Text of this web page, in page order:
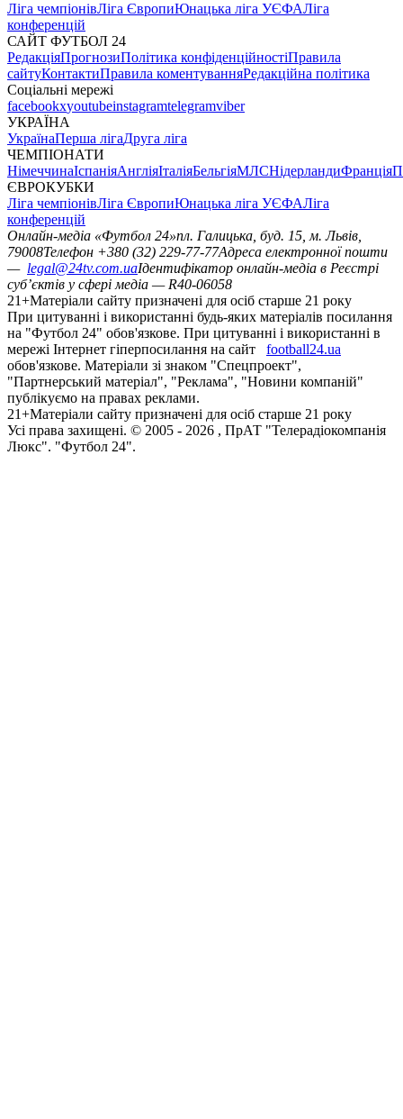
Ліга чемпіонівЛіга ЄвропиЮнацька ліга УЄФАЛіга
конференцій
САЙТ ФУТБОЛ 24
РедакціяПрогнозиПолітика конфіденційностіПравила
сайтуКонтактиПравила коментуванняРедакційна політика
Соціальні мережі
facebookxyoutubeinstagramtelegramviber
УКРАЇНА
УкраїнаПерша лігаДруга ліга
ЧЕМПІОНАТИ
НімеччинаІспаніяАнгліяІталіяБельгіяМЛСНідерландиФранція
ЄВРОКУБКИ
Ліга чемпіонівЛіга ЄвропиЮнацька ліга УЄФАЛіга
конференцій
Онлайн-медіа «Футбол 24»пл. Галицька, буд. 15, м. Львів,
79008Телефон +380 (32) 229-77-77Адреса електронної пошти
— legal@24tv.com.uaІдентифікатор онлайн-медіа в Реєстрі
суб’єктів у сфері медіа — R40-06058
21+Матеріали сайту призначені для осіб старше 21 року
При цитуванні і використанні будь-яких матеріалів посилання
на "Футбол 24" обов'язкове. При цитуванні і використанні в
мережі Інтернет гіперпосилання на сайт
football24.ua
обов'язкове. Матеріали зі знаком "Спецпроект",
"Партнерський матеріал", "Реклама", "Новини компаній"
публікуємо на правах реклами.
21+Матеріали сайту призначені для осіб старше 21 року
Усi права захищенi. © 2005 - 2026 , ПрАТ "Телерадіокомпанія
Люкс". "Футбол 24".